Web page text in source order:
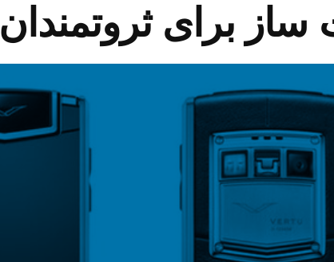
برای ثروتمندان